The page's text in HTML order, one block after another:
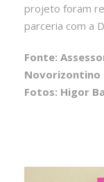
projeto foram
parceria com a
Fonte:
Novorizontino
Fotos: Higor